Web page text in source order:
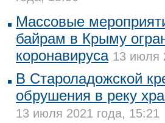
Массовые
байрам в Крыму
коронавируса 13 июля
В Староладожской
обрушения в реку
13 июля 2021 года, 15:21